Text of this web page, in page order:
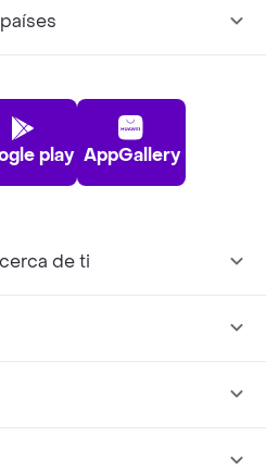
play AppGallery
de ti